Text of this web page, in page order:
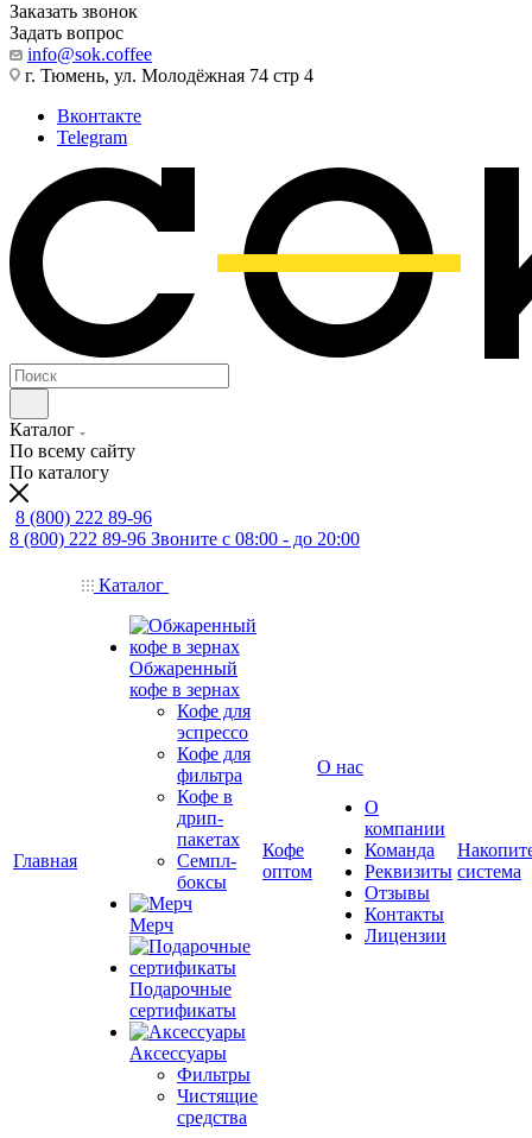
Заказать звонок
Задать вопрос
info@sok.coffee
г. Тюмень, ул. Молодёжная 74 стр 4
Вконтакте
Telegram
Каталог
По всему сайту
По каталогу
8 (800) 222 89-96
8 (800) 222 89-96 Звоните с 08:00 - до 20:00
Главная
Каталог
Обжаренный
кофе в зернах
Кофе для
эспрессо
Кофе для
фильтра
Кофе в
дрип-
пакетах
Семпл-
боксы
Мерч
Подарочные
сертификаты
Аксессуары
Фильтры
Чистящие
средства
Кофе
оптом
О нас
О
компании
Команда
Реквизиты
Отзывы
Контакты
Лицензии
система